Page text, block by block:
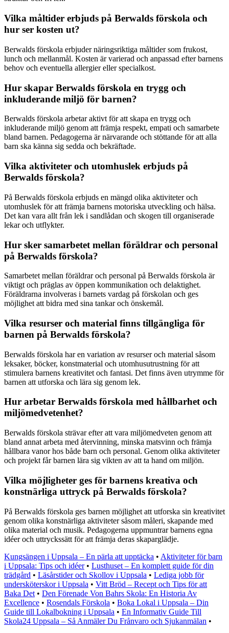
Vilka måltider erbjuds på Berwalds förskola och
hur ser kosten ut?
Berwalds förskola erbjuder näringsriktiga måltider som frukost,
lunch och mellanmål. Kosten är varierad och anpassad efter barnens
behov och eventuella allergier eller specialkost.
Hur skapar Berwalds förskola en trygg och
inkluderande miljö för barnen?
Berwalds förskola arbetar aktivt för att skapa en trygg och
inkluderande miljö genom att främja respekt, empati och samarbete
bland barnen. Pedagogerna är närvarande och stöttande för att alla
barn ska känna sig sedda och bekräftade.
Vilka aktiviteter och utomhuslek erbjuds på
Berwalds förskola?
På Berwalds förskola erbjuds en mängd olika aktiviteter och
utomhuslek för att främja barnens motoriska utveckling och hälsa.
Det kan vara allt från lek i sandlådan och skogen till organiserade
lekar och utflykter.
Hur sker samarbetet mellan föräldrar och personal
på Berwalds förskola?
Samarbetet mellan föräldrar och personal på Berwalds förskola är
viktigt och präglas av öppen kommunikation och delaktighet.
Föräldrarna involveras i barnets vardag på förskolan och ges
möjlighet att bidra med sina tankar och önskemål.
Vilka resurser och material finns tillgängliga för
barnen på Berwalds förskola?
Berwalds förskola har en variation av resurser och material såsom
leksaker, böcker, konstmaterial och utomhusutrustning för att
stimulera barnens kreativitet och fantasi. Det finns även utrymme för
barnen att utforska och lära sig genom lek.
Hur arbetar Berwalds förskola med hållbarhet och
miljömedvetenhet?
Berwalds förskola strävar efter att vara miljömedveten genom att
bland annat arbeta med återvinning, minska matsvinn och främja
hållbara vanor hos både barn och personal. Genom olika aktiviteter
och projekt får barnen lära sig vikten av att ta hand om miljön.
Vilka möjligheter ges för barnens kreativa och
konstnärliga uttryck på Berwalds förskola?
På Berwalds förskola ges barnen möjlighet att utforska sin kreativitet
genom olika konstnärliga aktiviteter såsom måleri, skapande med
olika material och musik. Pedagogerna uppmuntrar barnens egna
idéer och uttryckssätt för att främja deras skaparglädje.
Kungsängen i Uppsala – En pärla att upptäcka • Aktiviteter för barn
i Uppsala: Tips och idéer• Lusthuset – En komplett guide för din
trädgård • Läsårstider och Skollov i Uppsala • Lediga jobb för
undersköterskor i Uppsala • Vitt Bröd – Recept och Tips för att
Baka Det • Den Förenade Von Bahrs Skola: En Historia Av
Excellence • Rosendals Förskola • Boka Lokal i Uppsala – Din
Guide till Lokalbokning i Uppsala • En Informativ Guide Till
Skola24 Uppsala – Så Anmäler Du Frånvaro och Sjukanmälan •